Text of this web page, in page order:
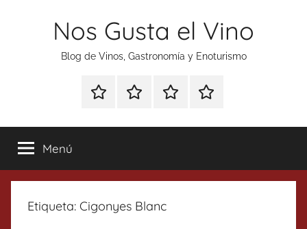
Nos Gusta el Vino
Blog de Vinos, Gastronomía y Enoturismo
Especial
Tonics
Enoturismo
Gastronomía
RankingContacto
Menú
Etiqueta: Cigonyes Blanc